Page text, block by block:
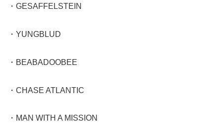
・GESAFFELSTEIN
・YUNGBLUD
・BEABADOOBEE
・CHASE ATLANTIC
・MAN WITH A MISSION